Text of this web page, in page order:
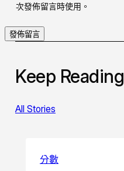
次發佈留言時使用。
Keep Reading
All Stories
分數